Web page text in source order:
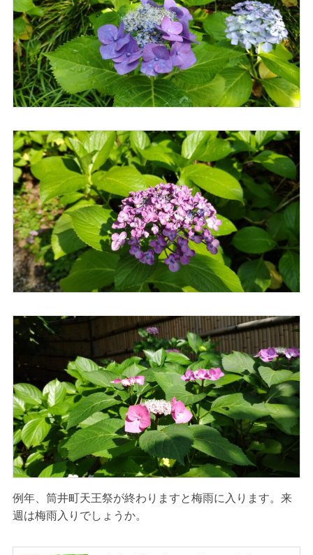
例年、筒井町天王祭が終わりますと梅雨に入ります。来
週は梅雨入りでしょうか。